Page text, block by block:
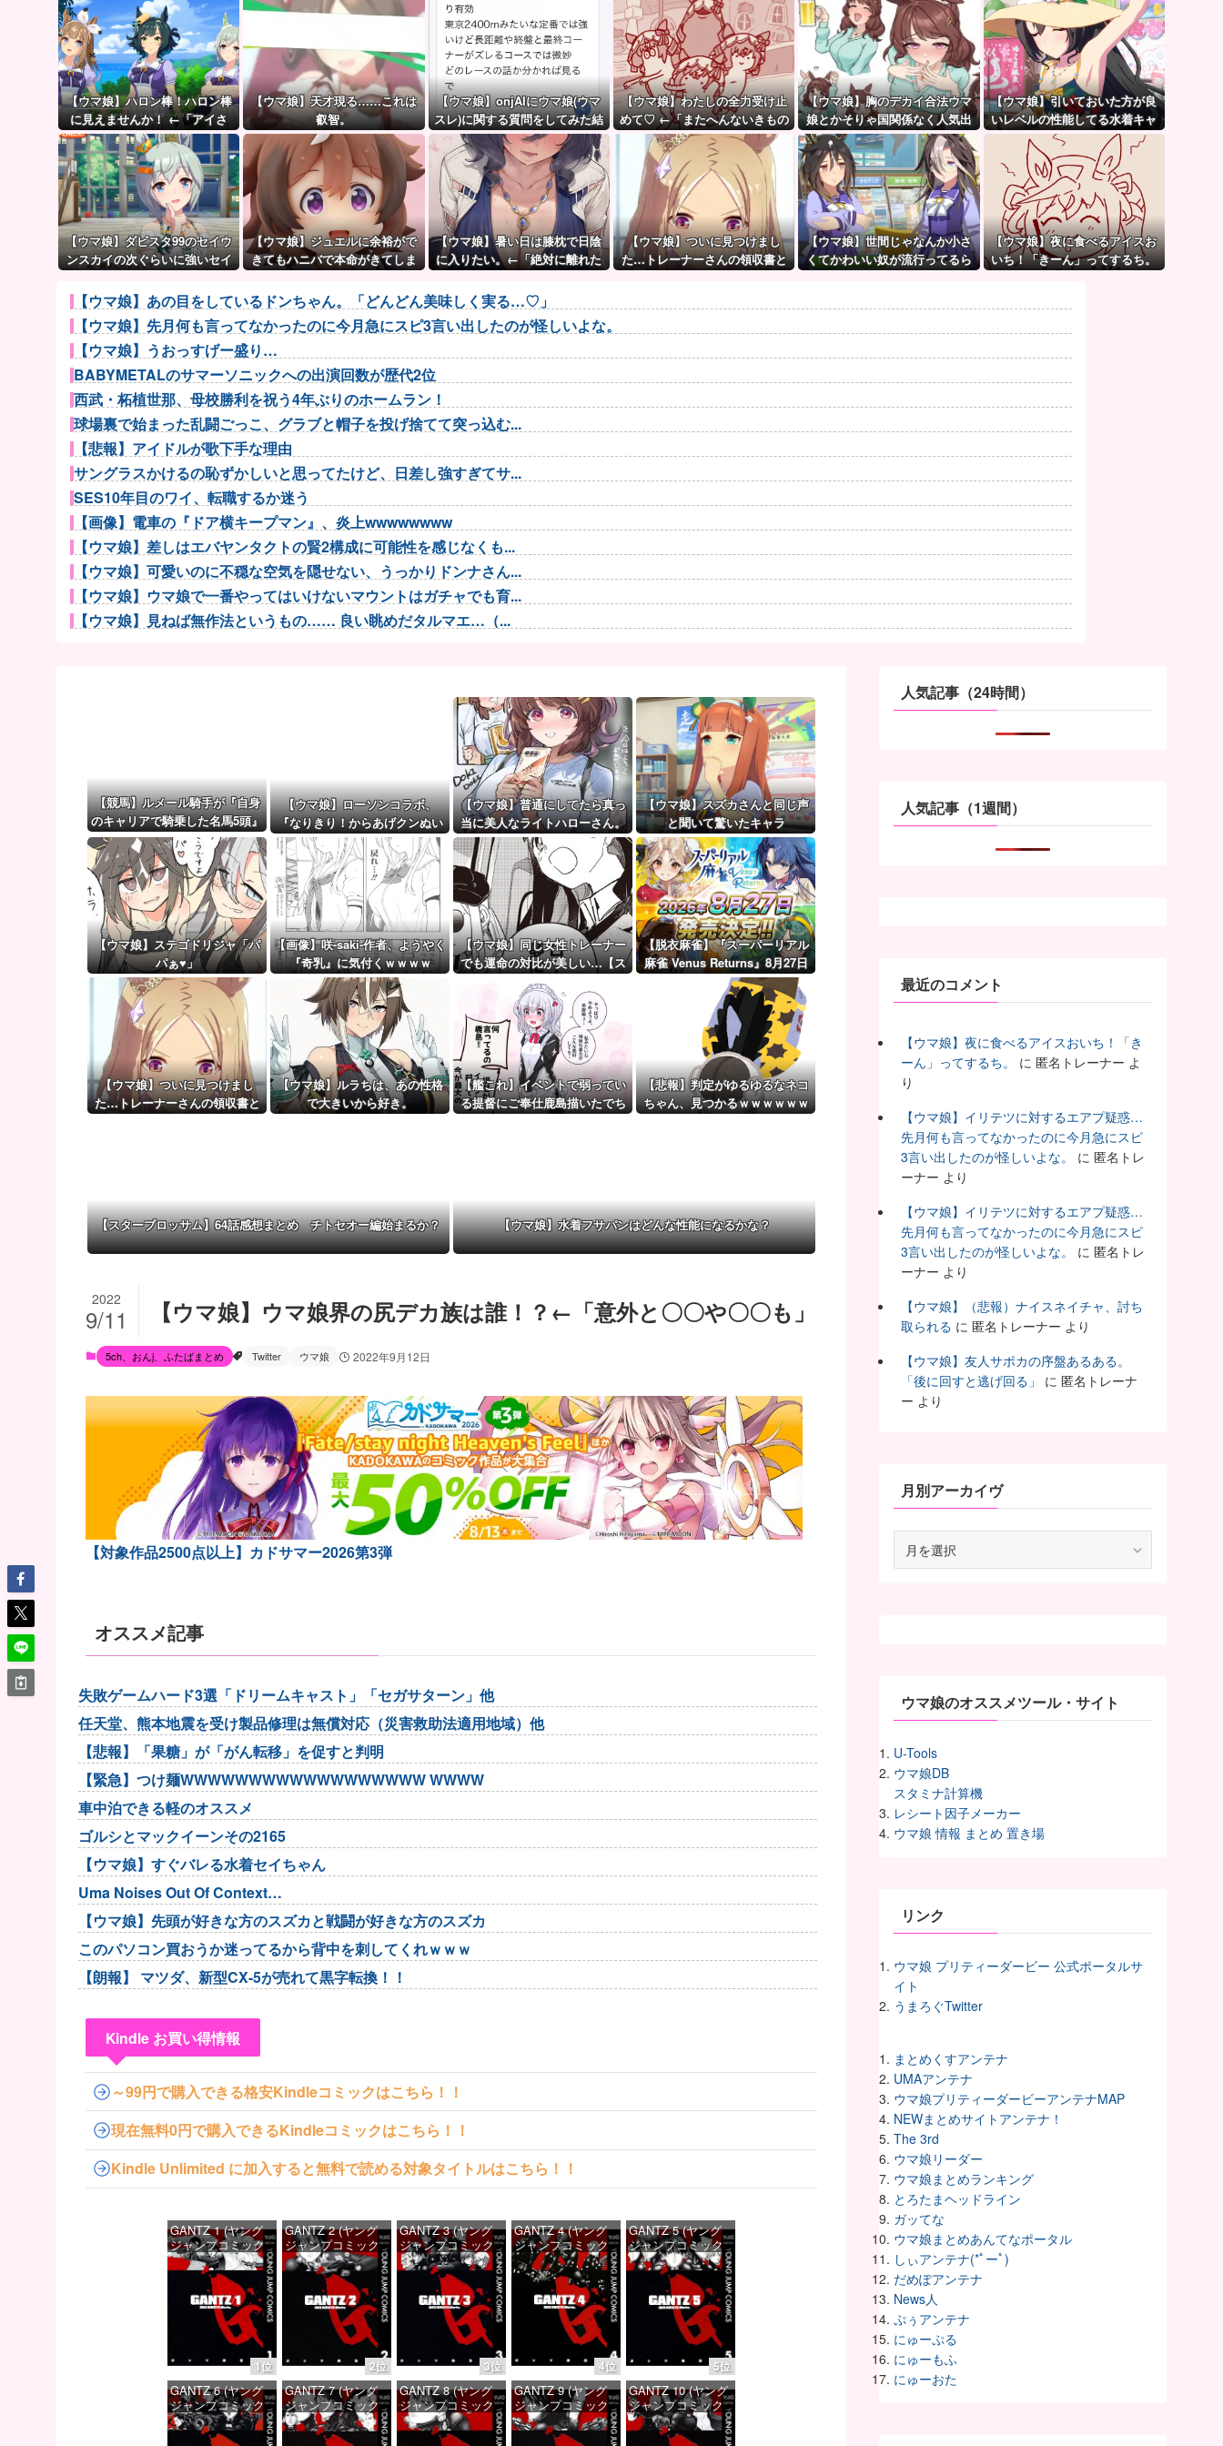
【ウマ娘】ハロン棒！ハロン棒
に見えませんか！ ←「アイさ
ん…静かに…」
【ウマ娘】天才現る……これは
叡智。
【ウマ娘】onjAIにウマ娘(ウマ
スレ)に関する質問をしてみた結
果が草ｗｗｗ
【ウマ娘】わたしの全力受け止
めて♡ ←「またへんないきもの
がふえてる…」
【ウマ娘】胸のデカイ合法ウマ
娘とかそりゃ国関係なく人気出
るわな
【ウマ娘】引いておいた方が良
いレベルの性能してる水着キャ
ラって誰かいたっけ？←「いっ
ぱいいるぞ」
【ウマ娘】ダビスタ99のセイウ
ンスカイの次ぐらいに強いセイ
【ウマ娘】ジュエルに余裕がで
きてもハニバで本命がきてしま
【ウマ娘】暑い日は膝枕で日陰
に入りたい。←「絶対に離れた
【ウマ娘】ついに見つけまし
た…トレーナーさんの領収書と
【ウマ娘】世間じゃなんか小さ
くてかわいい奴が流行ってるら
【ウマ娘】夜に食べるアイスお
いち！「きーん」ってするち。
【ウマ娘】あの目をしているドンちゃん。「どんどん美味しく実る…♡」
【ウマ娘】先月何も言ってなかったのに今月急にスピ3言い出したのが怪しいよな。
【ウマ娘】うおっすげー盛り…
BABYMETALのサマーソニックへの出演回数が歴代2位
西武・柘植世那、母校勝利を祝う4年ぶりのホームラン！
球場裏で始まった乱闘ごっこ、グラブと帽子を投げ捨てて突っ込む...
【悲報】アイドルが歌下手な理由
サングラスかけるの恥ずかしいと思ってたけど、日差し強すぎてサ...
SES10年目のワイ、転職するか迷う
【画像】電車の『ドア横キープマン』、炎上wwwwwwww
【ウマ娘】差しはエバヤンタクトの賢2構成に可能性を感じなくも...
【ウマ娘】可愛いのに不穏な空気を隠せない、うっかりドンナさん...
【ウマ娘】ウマ娘で一番やってはいけないマウントはガチャでも育...
【ウマ娘】見ねば無作法というもの…… 良い眺めだタルマエ…（...
【衝撃】50代女性、京大病院で脳腫瘍手術→“腫瘍の無い部位”...
登山口でスマホは預けて入山するルールにできないでしょうか？山...
【生活】「今晩はパン1個で我慢するよ」〈年金月17万円・74...
【艦これ】夏コミアイテム群をカドストでお届け！
【熊本地震】発生後に居酒屋店内から温泉が吹き出す ← これ前...
【ウマ娘】（審議）無凸ブーケと完凸シャカール、中距離先行編成...
【ウマ娘】覚醒Lv6、7の解放が今後2か月置きに実装予定！第...
【競馬】ルメール騎手が『自身
のキャリアで騎乗した名馬5頭』
を語る
【ウマ娘】ローソンコラボ、
『なりきり！からあげクンぬい
ぐるみ』などの追加グッズ情報
公開
【ウマ娘】普通にしてたら真っ
当に美人なライトハローさん。
（結局飲んでしまう）
【ウマ娘】スズカさんと同じ声
と聞いて驚いたキャラ
【ウマ娘】ステゴドリジャ「パ
パぁ♥」
【画像】咲-saki-作者、ようやく
『奇乳』に気付くｗｗｗｗ
【ウマ娘】同じ女性トレーナー
でも運命の対比が美しい…【ス
タブロ第63話】
【脱衣麻雀】『スーパーリアル
麻雀 Venus Returns』8月27日
に発売決定！
【ウマ娘】ついに見つけまし
た…トレーナーさんの領収書と
【ウマ娘】ルラちは、あの性格
で大きいから好き。
【艦これ】イベントで弱ってい
る提督にご奉仕鹿島描いたでち
【悲報】判定がゆるゆるなネコ
ちゃん、見つかるｗｗｗｗｗｗ
【スターブロッサム】64話感想まとめ チトセオー編始まるか？ 【ウマ娘】水着フサパンはどんな性能になるかな？
【ウマ娘】ウマ娘界の尻デカ族は誰！？←「意外と〇〇や〇〇も」
2022
9/11
5ch、おんj、ふたばまとめ Twitter ウマ娘 2022年9月12日
【対象作品2500点以上】カドサマー2026第3弾
オススメ記事
失敗ゲームハード3選「ドリームキャスト」「セガサターン」他
任天堂、熊本地震を受け製品修理は無償対応（災害救助法適用地域）他
【悲報】「果糖」が「がん転移」を促すと判明
【緊急】つけ麺WWWWWWWWWWWWWWWWWW WWWW
車中泊できる軽のオススメ
ゴルシとマックイーンその2165
【ウマ娘】すぐバレる水着セイちゃん
Uma Noises Out Of Context…
【ウマ娘】先頭が好きな方のスズカと戦闘が好きな方のスズカ
このパソコン買おうか迷ってるから背中を刺してくれｗｗｗ
【朗報】 マツダ、新型CX-5が売れて黒字転換！！
Kindle お買い得情報
～99円で購入できる格安Kindleコミックはこちら！！
現在無料0円で購入できるKindleコミックはこちら！！
Kindle Unlimited に加入すると無料で読める対象タイトルはこちら！！
1位
GANTZ 1 (ヤング
ジャンプコミック
スDIGITAL)
価格：¥100
2位
GANTZ 2 (ヤング
ジャンプコミック
スDIGITAL)
価格：¥100
3位
GANTZ 3 (ヤング
ジャンプコミック
スDIGITAL)
価格：¥100
4位
GANTZ 4 (ヤング
ジャンプコミック
スDIGITAL)
価格：¥100
5位
GANTZ 5 (ヤング
ジャンプコミック
スDIGITAL)
価格：¥100
GANTZ 6 (ヤング
ジャンプコミック
スDIGITAL)
GANTZ 7 (ヤング
ジャンプコミック
スDIGITAL)
GANTZ 8 (ヤング
ジャンプコミック
スDIGITAL)
GANTZ 9 (ヤング
ジャンプコミック
スDIGITAL)
GANTZ 10 (ヤング
ジャンプコミック
スDIGITAL)
人気記事（24時間）
人気記事（1週間）
最近のコメント
【ウマ娘】夜に食べるアイスおいち！「き
ーん」ってするち。
に 匿名トレーナー よ
り
【ウマ娘】イリテツに対するエアプ疑惑…
先月何も言ってなかったのに今月急にスピ
3言い出したのが怪しいよな。
に 匿名トレ
ーナー より
【ウマ娘】イリテツに対するエアプ疑惑…
先月何も言ってなかったのに今月急にスピ
3言い出したのが怪しいよな。
に 匿名トレ
ーナー より
【ウマ娘】（悲報）ナイスネイチャ、討ち
取られる に 匿名トレーナー より
【ウマ娘】友人サポカの序盤あるある。
「後に回すと逃げ回る」
に 匿名トレーナ
ー より
月別アーカイヴ
ウマ娘のオススメツール・サイト
U-Tools
ウマ娘DB
スタミナ計算機
レシート因子メーカー
ウマ娘 情報 まとめ 置き場
リンク
ウマ娘 プリティーダービー 公式ポータルサ
イト
うまろぐTwitter
まとめくすアンテナ
UMAアンテナ
ウマ娘プリティーダービーアンテナMAP
NEWまとめサイトアンテナ！
The 3rd
ウマ娘リーダー
ウマ娘まとめランキング
とろたまヘッドライン
ガッてな
ウマ娘まとめあんてなポータル
しぃアンテナ(*ﾟーﾟ)
だめぽアンテナ
News人
ぷぅアンテナ
にゅーぷる
にゅーもふ
にゅーおた